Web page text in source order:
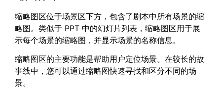
缩略图区位于场景区下方，包含了剧本中所有场景的缩
略图。类似于 PPT 中的幻灯片列表，缩略图区用于展
示每个场景的缩略图，并显示场景的名称信息。
缩略图区的主要功能是帮助用户定位场景。在较长的故
事线中，您可以通过缩略图快速寻找和区分不同的场
景。